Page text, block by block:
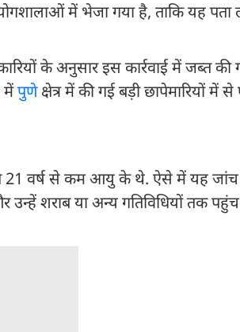
में भेजा गया है, ताकि यह पता
के अनुसार इस कार्रवाई में जब्त
मेंपुणेक्षेत्र में की गई बड़ी छापेमारियों में
21 वर्ष से कम आयु के थे. ऐसे में यह
शराब या अन्य गतिविधियों तक पहुंच